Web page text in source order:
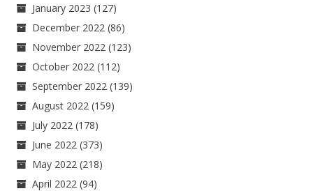
January 2023 (127)
December 2022 (86)
November 2022 (123)
October 2022 (112)
September 2022 (139)
August 2022 (159)
July 2022 (178)
June 2022 (373)
May 2022 (218)
April 2022 (94)